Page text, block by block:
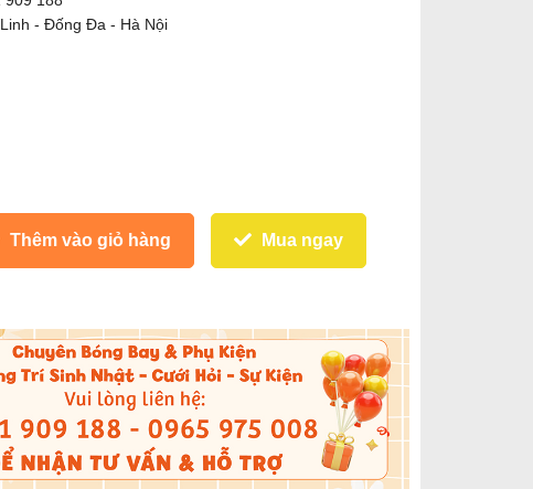
- Đống Đa - Hà Nội
Thêm vào giỏ hàng Mua ngay